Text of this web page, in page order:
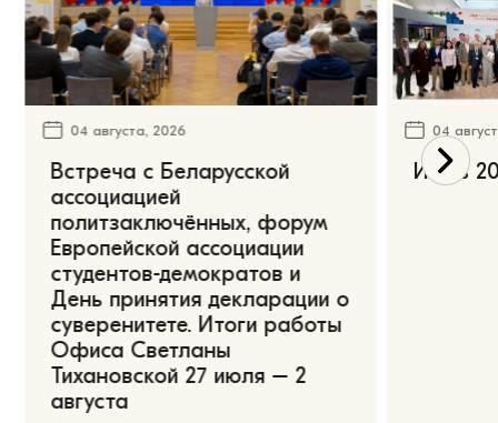
04 августа, 2026
Встреча с Беларусской
ассоциацией
политзаключённых, форум
Европейской ассоциации
студентов-демократов и
День принятия декларации о
суверенитете. Итоги работы
Офиса Светланы
Тихановской 27 июля – 2
августа
04
Июль